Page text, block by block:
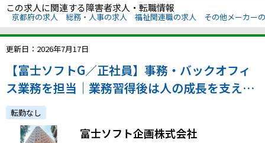
この求人に関連する障害者求人・転職情報
京都府の求人 総務・人事の求人 福祉関連職の求人 その他メーカー
更新日：2026年7月17日
【富士ソフトG／正社員】事務・バックオフィ
ス業務を担当｜業務習得後は人の成長を支える
役割へ、育成や業務設計に携わりステップアッ
プ！（新橋駅・年休125日）
転勤なし
富士ソフト企画株式会社